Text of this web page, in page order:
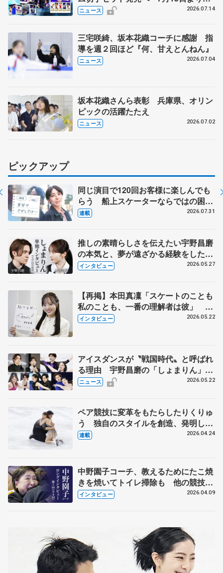
込受付開始
ニュース 2026.07.14
三宅咲綺、坂本花織コーチに感謝 指
導を週２回ほど『何、甘えとんねん』
ニュース 2026.07.04
坂本花織さんら表彰 兵庫県、オリン
ピックの活躍たたえ
ニュース 2026.07.02
ピックアップ
同じ演目で120回お客様に楽しんでも
らう 船上スケーターならではの困難
とは 影響あったPIW前キャプテン松
連載 2026.07.31
推しの素晴らしさを伝えたい宇野昌磨
の本気と、夢が遠ざかる経験をした本
田真凜の覚悟
インタビュー 2026.05.27
【再掲】本田真凜「スケートのことも
私のことも、一番の理解者は彼」 引
退時の単独インタビューで語った競技
インタビュー 2026.05.22
アイスダンスが〝戦国時代〟と呼ばれ
る理由 宇野昌磨の「しょまりん」ら
実力者が相次いで参戦 国内の競争激
ニュース 2026.05.22
ペア競技に変革をもたらしたりくりゅ
う 独自のスタイルを創造、発明した
【引退発表後②】
連載 2026.04.24
中野園子コーチ、教えるためにたこ焼
きを焼いてトイレ掃除も 他の競技に
も通用するという坂本花織の筋肉
インタビュー 2026.04.09